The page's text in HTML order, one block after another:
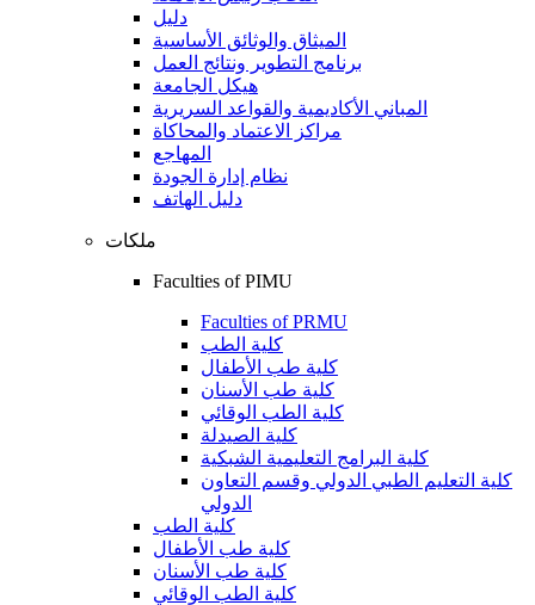
دليل
الميثاق والوثائق الأساسية
برنامج التطوير ونتائج العمل
هيكل الجامعة
المباني الأكاديمية والقواعد السريرية
مراكز الاعتماد والمحاكاة
المهاجع
نظام إدارة الجودة
دليل الهاتف
ملكات
Faculties of PIMU
Faculties of PRMU
كلية الطب
كلية طب الأطفال
كلية طب الأسنان
كلية الطب الوقائي
كلية الصيدلة
كلية البرامج التعليمية الشبكية
كلية التعليم الطبي الدولي وقسم التعاون
الدولي
كلية الطب
كلية طب الأطفال
كلية طب الأسنان
كلية الطب الوقائي